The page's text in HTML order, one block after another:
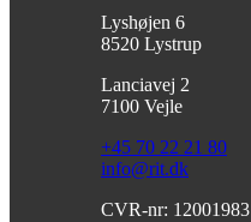
Lyshøjen 6
8520 Lystrup
Lanciavej 2
7100 Vejle
+45 70 22 21 80
info@rit.dk
CVR-nr: 12001983